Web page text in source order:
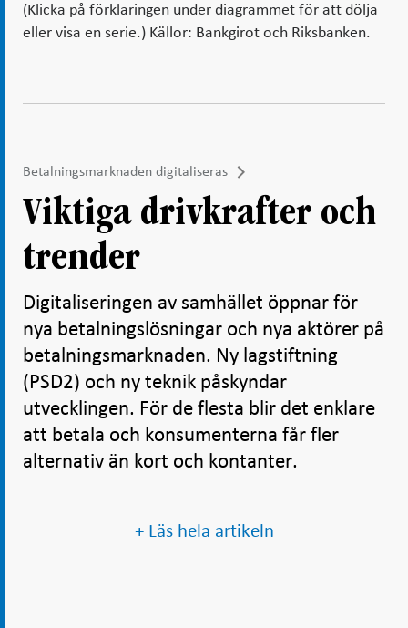
(Klicka på förklaringen under diagrammet för att dölja
eller visa en serie.) Källor: Bankgirot och Riksbanken.
Betalningsmarknaden digitaliseras
Viktiga drivkrafter och
trender
Digitaliseringen av samhället öppnar för
nya betalningslösningar och nya aktörer på
betalningsmarknaden. Ny lagstiftning
(PSD2) och ny teknik påskyndar
utvecklingen. För de flesta blir det enklare
att betala och konsumenterna får fler
alternativ än kort och kontanter.
+ Läs hela artikeln